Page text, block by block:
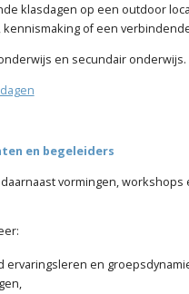
klasdagen op een outdoor
of een
en secundair onderwijs.
en begeleiders
daarnaast vormingen,
ervaringsleren en